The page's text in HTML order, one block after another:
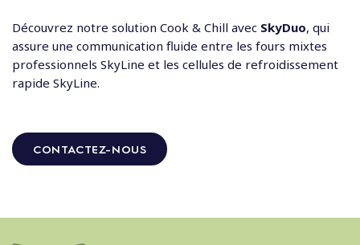
Découvrez notre solution Cook & Chill avec SkyDuo, qui
assure une communication fluide entre les fours mixtes
professionnels SkyLine et les cellules de refroidissement
rapide SkyLine.
CONTACTEZ-NOUS